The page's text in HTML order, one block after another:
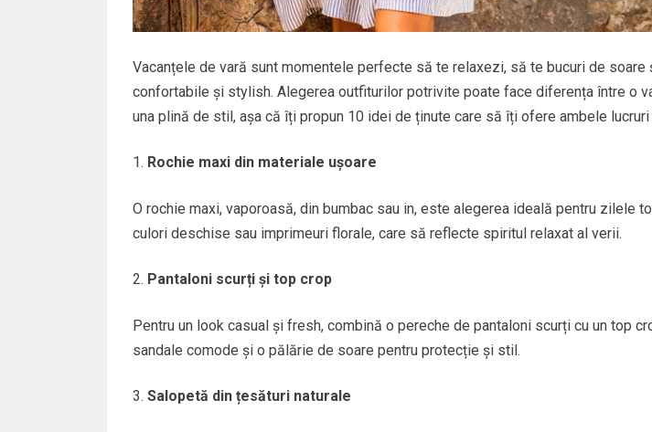
Vacanțele de vară sunt momentele perfecte să te relaxezi, să te bucuri de soare
confortabile și stylish. Alegerea outfiturilor potrivite poate face diferența între o
una plină de stil, așa că îți propun 10 idei de ținute care să îți ofere ambele
Rochie maxi din materiale ușoare
O rochie maxi, vaporoasă, din bumbac sau in, este alegerea ideală pentru zilele
culori deschise sau imprimeuri florale, care să reflecte spiritul relaxat al verii.
Pantaloni scurți și top crop
Pentru un look casual și fresh, combină o pereche de pantaloni scurți cu un top
sandale comode și o pălărie de soare pentru protecție și stil.
Salopetă din țesături naturale